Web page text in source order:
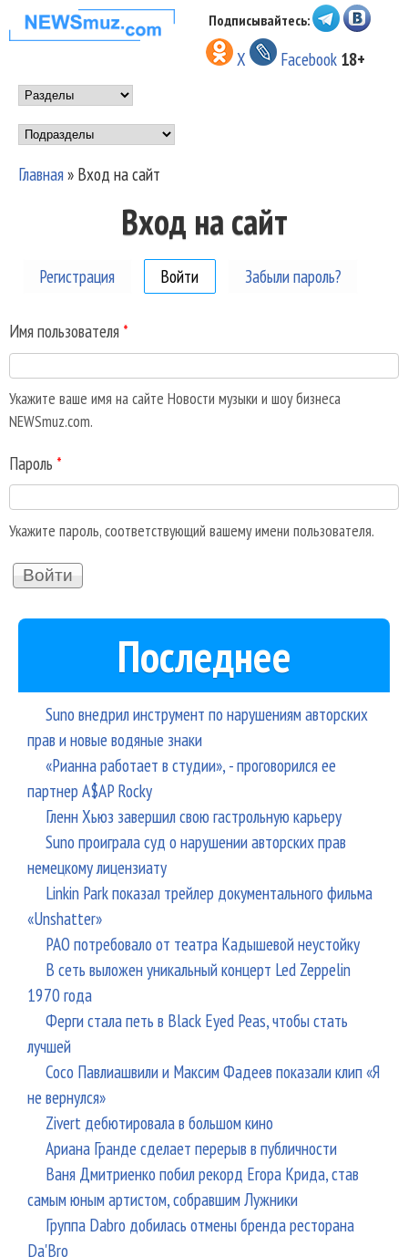
Перейти к основному
содержанию
НОВОСТИ
МУЗЫКИ И
ШОУ БИЗНЕСА
NEWSMUZ.COM
Подписывайтесь:
X Facebook 18+
Main menu
Подразделы
Вы здесь
Главная» Вход на сайт
Вход на сайт
Регистрация Войти (активная вкладка)
Забыли пароль?
Имя пользователя *
Укажите ваше имя на сайте Новости музыки и шоу бизнеса
NEWSmuz.com.
Пароль *
Укажите пароль, соответствующий вашему имени пользователя.
Последнее
Suno внедрил инструмент по нарушениям авторских
прав и новые водяные знаки
«Рианна работает в студии», - проговорился ее
партнер A$AP Rocky
Гленн Хьюз завершил свою гастрольную карьеру
Suno проиграла суд о нарушении авторских прав
немецкому лицензиату
Linkin Park показал трейлер документального фильма
«Unshatter»
РАО потребовало от театра Кадышевой неустойку
В сеть выложен уникальный концерт Led Zeppelin
1970 года
Ферги стала петь в Black Eyed Peas, чтобы стать
лучшей
Сосо Павлиашвили и Максим Фадеев показали клип «Я
не вернулся»
Zivert дебютировала в большом кино
Ариана Гранде сделает перерыв в публичности
Ваня Дмитриенко побил рекорд Егора Крида, став
самым юным артистом, собравшим Лужники
Группа Dabro добилась отмены бренда ресторана
Da'Bro